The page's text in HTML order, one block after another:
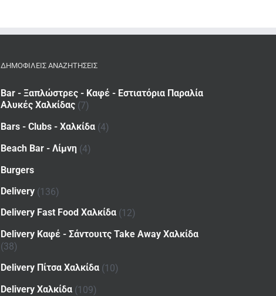
ΔΗΜΟΦΙΛΕΙΣ ΑΝΑΖΗΤΗΣΕΙΣ
Bar - Ξαπλώστρες - Καφέ - Εστιατόρια Παραλία
Αλυκές Χαλκίδας (7)
Bars - Clubs - Χαλκίδα (4)
Beach Bar - Λίμνη (4)
Burgers
Delivery (136)
Delivery Fast Food Χαλκίδα (12)
Delivery Καφέ - Σάντουιτς Take Away Χαλκίδα
(38)
Delivery Πίτσα Χαλκίδα (10)
Delivery Χαλκίδα (109)